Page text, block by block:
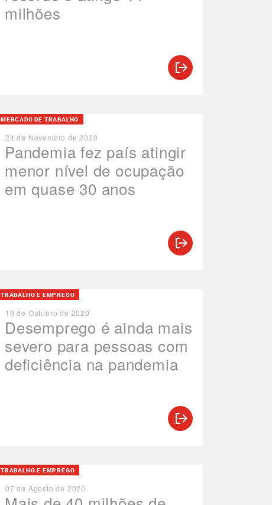
milhões
Pandemia fez país atingir
menor nível de ocupação
em quase 30 anos
MERCADO DE TRABALHO
24 de Novembro de 2020
Desemprego é ainda mais
severo para pessoas com
deficiência na pandemia
TRABALHO E EMPREGO
19 de Outubro de 2020
TRABALHO E EMPREGO
07 de Agosto de 2020